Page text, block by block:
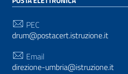
PEC
drum@postacert.istruzione.it
Email
direzione-umbria@istruzione.it